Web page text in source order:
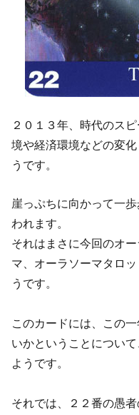
２０１３年、時代のス
境や経済環境などの変
うです。
崖っぷちに向かって一
われます。
それはまさに今回のオ
マ、オーラソーマタロ
うです。
このカードには、この
いかということについ
ようです。
それでは、２２番の愚